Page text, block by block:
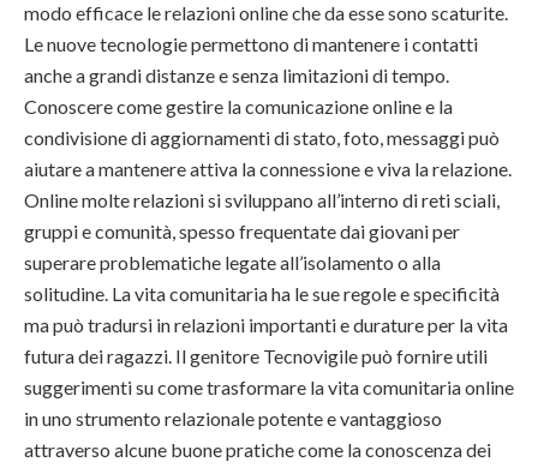
modo efficace le relazioni online che da esse sono scaturite.
Le nuove tecnologie permettono di mantenere i contatti
anche a grandi distanze e senza limitazioni di tempo.
Conoscere come gestire la comunicazione online e la
condivisione di aggiornamenti di stato, foto, messaggi può
aiutare a mantenere attiva la connessione e viva la relazione.
Online molte relazioni si sviluppano all’interno di reti sciali,
gruppi e comunità, spesso frequentate dai giovani per
superare problematiche legate all’isolamento o alla
solitudine. La vita comunitaria ha le sue regole e specificità
ma può tradursi in relazioni importanti e durature per la vita
futura dei ragazzi. Il genitore Tecnovigile può fornire utili
suggerimenti su come trasformare la vita comunitaria online
in uno strumento relazionale potente e vantaggioso
attraverso alcune buone pratiche come la conoscenza dei